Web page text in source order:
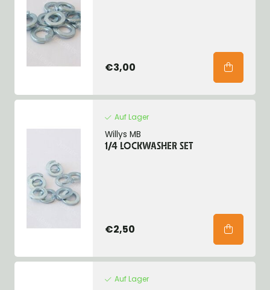
€3,00
Auf Lager
Willys MB
1/4 LOCKWASHER SET
€2,50
Auf Lager